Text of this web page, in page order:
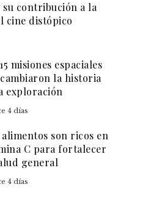
su contribución a la
cine distópico
misiones espaciales
la historia
exploración
4 días
alimentos son ricos en
C para fortalecer
general
4 días